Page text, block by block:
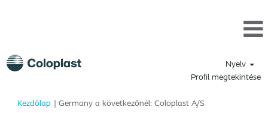
Nyelv
Profil megtekintése
Kezdőlap | Germany a következőnél: Coloplast A/S(aktuális